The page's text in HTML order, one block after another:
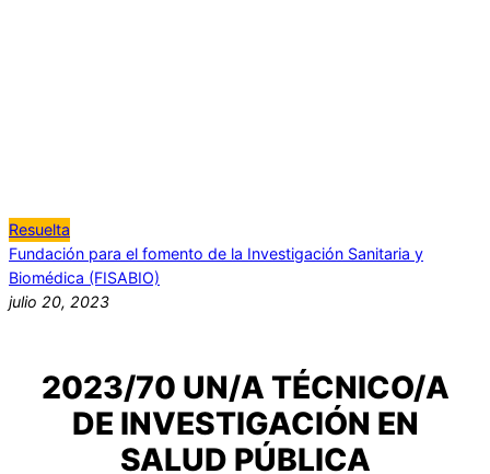
Resuelta
Fundación para el fomento de la Investigación Sanitaria y
Biomédica (FISABIO)
julio 20, 2023
2023/70 UN/A TÉCNICO/A
DE INVESTIGACIÓN EN
SALUD PÚBLICA